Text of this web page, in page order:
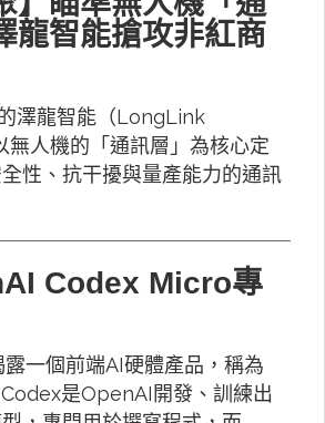
智能搶攻非紅商
澤龍智能（LongLink
人機的「通訊層」為核心定
性、抗干擾與量產能力的通訊
Codex Micro專
一個前端AI硬體產品，稱為
是OpenAI開發、訓練出